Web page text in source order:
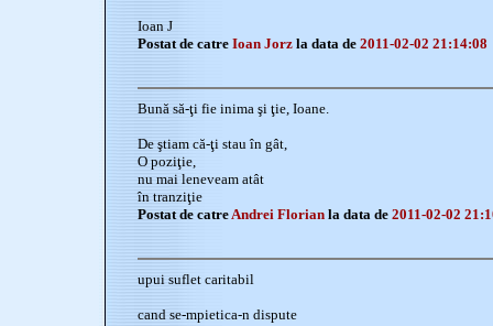
Ioan J
Postat de catre Ioan Jorz la data de 2011-02-02 21:14:08
Bună să-ţi fie inima şi ţie, Ioane.
De ştiam că-ţi stau în gât,
O poziţie,
nu mai leneveam atât
în tranziţie
Postat de catreAndrei Florian la data de 2011-02-02
upui suflet caritabil
cand se-mpietica-n dispute